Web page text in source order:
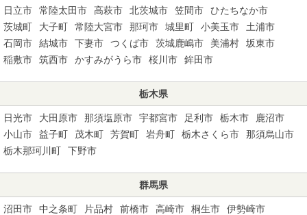
日立市 常陸太田市 高萩市 北茨城市 笠間市
ひたちなか市
茨城町
大子町 常陸大宮市 那珂市 城里町 小美玉市
土浦市
石岡市
結城市 下妻市 つくば市 茨城鹿嶋市 美浦村
坂東市
稲敷市
筑西市 かすみがうら市 桜川市 鉾田市
栃木県
日光市 大田原市 那須塩原市 宇都宮市 足利市 栃木市
鹿沼市
小山市
益子町 茂木町 芳賀町 岩舟町 栃木さくら市
那須烏山市
栃木那珂川町
下野市
群馬県
沼田市 中之条町 片品村 前橋市 高崎市 桐生市
伊勢崎市